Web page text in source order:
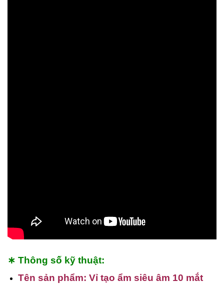
∗ Thông số kỹ thuật:
Tên sản phẩm: Vỉ tạo ẩm siêu âm 10 mắt